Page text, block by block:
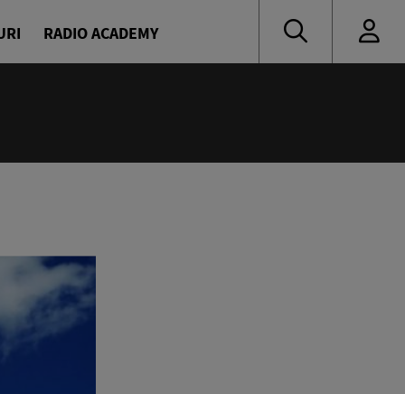
RADIO ACADEMY